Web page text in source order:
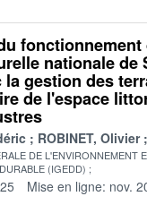
fonctionnement
nationale de
la gestion des
de l'espace
ROBINET, Olivier
DE L'ENVIRONNEMENT
(IGEDD)
Mise en ligne: nov.